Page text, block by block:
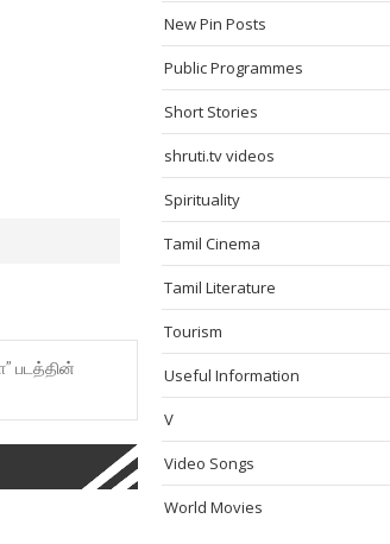
படத்தின்
New Pin Posts
Public Programmes
Short Stories
shruti.tv videos
Spirituality
Tamil Cinema
Tamil Literature
Tourism
Useful Information
V
Video Songs
World Movies